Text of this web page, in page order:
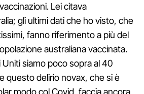
Lei citava
gli ultimi dati che ho visto, che
fanno riferimento a più del
australiana vaccinata.
siamo poco sopra al 40
questo delirio novax, che si è
modo col Covid, faccia ancora